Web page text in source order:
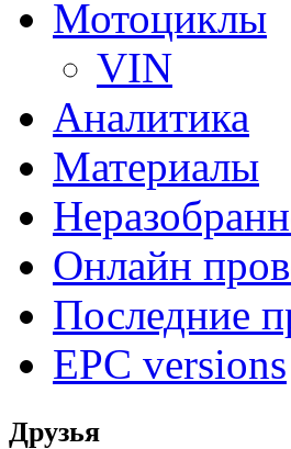
Мотоциклы
VIN
Аналитика
Материалы
Онлайн
Последние
EPC versions
Друзья